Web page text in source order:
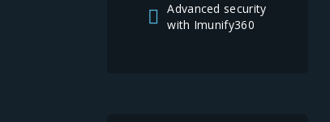
Advanced security
with Imunify360